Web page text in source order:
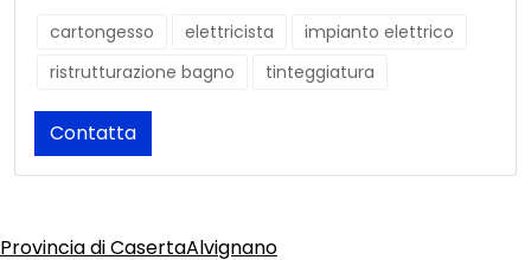
cartongesso elettricista
impianto elettrico
ristrutturazione bagno
tinteggiatura
Contatta
Provincia di CasertaAlvignano